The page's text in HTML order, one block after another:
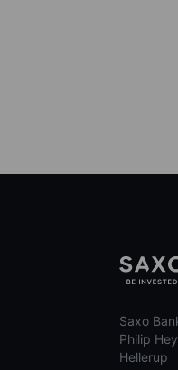
Saxo
Philip
Hellerup